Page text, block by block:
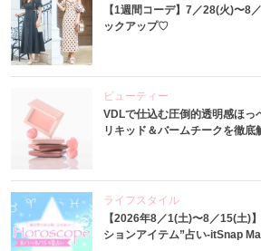
【1週間コーデ】7／28(火)〜8
ックアップ♡
ビューティー
VDLで仕込む圧倒的透明感ほ
リキッド＆バームチークを徹底
ライフスタイル
【2026年8／1(土)〜8／15(土)
ションアイテム”占い-itSnap